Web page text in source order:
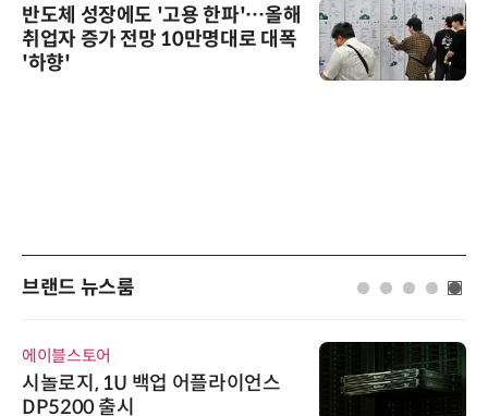
반도체 성장에도 '고용 한파'…올해
취업자 증가 전망 10만명대로 대폭
'하향'
브랜드 뉴스룸
에이블스토어
시놀로지, 1U 백업 어플라이언스
DP5200 출시